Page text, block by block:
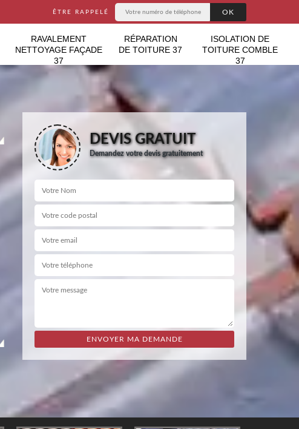
ÊTRE RAPPELÉ
RAVALEMENT
NETTOYAGE FAÇADE
37
RÉPARATION
DE TOITURE 37
ISOLATION DE
TOITURE COMBLE
37
DEVIS GRATUIT
Demandez votre devis gratuitement